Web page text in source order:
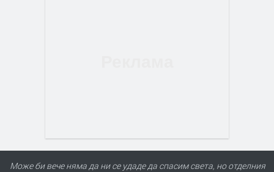
Може би вече няма да ни се удаде да спасим света, но отделния